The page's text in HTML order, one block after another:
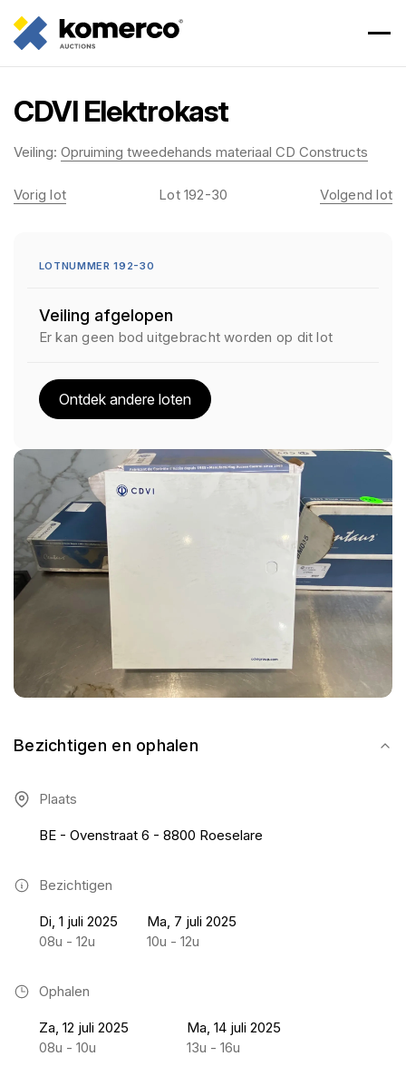
CDVI Elektrokast
Veiling: Opruiming tweedehands materiaal CD Constructs
Bezichtigen en ophalen
Plaats
BE - Ovenstraat 6 - 8800 Roeselare
Bezichtigen
Di, 1 juli 2025
08u - 12u
Ma, 7 juli 2025
10u - 12u
Ophalen
Za, 12 juli 2025
08u - 10u
Ma, 14 juli 2025
13u - 16u
Vorig lot Lot 192-30 Volgend lot
LOTNUMMER 192-30
Veiling afgelopen
Er kan geen bod uitgebracht worden op dit lot
Ontdek andere loten